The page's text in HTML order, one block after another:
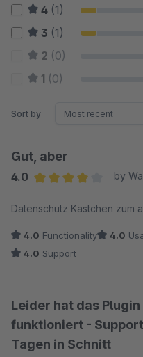
4 (1)
3 (1)
2 (0)
1 (0)
Sort by
Gut, aber
4.0
by
Datenschutz Kästchen zum
4.0 Functionality 4.0
4.0 Support
Leider hat das
funktioniert -
Tagen in Schnitt